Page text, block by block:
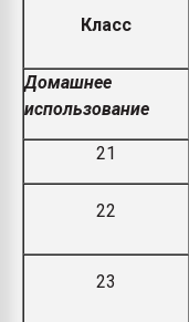
Класс
Домашнее
использование
21
22
23